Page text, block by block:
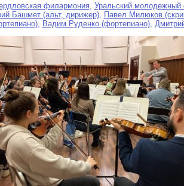
филармония, Уральский молодежный
Башмет (альт, дирижер), Павел Милюков
, Вадим Руденко (фортепиано),